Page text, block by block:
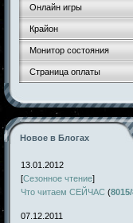
Онлайн игры
Крайон
Монитор состояния
Страница оплаты
Новое в Блогах
13.01.2012
[Сезонное чтение]
Что читаем СЕЙЧАС (
07.12.2011